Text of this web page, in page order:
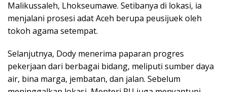
Malikussaleh, Lhokseumawe. Setibanya di lokasi, ia
menjalani prosesi adat Aceh berupa peusijuek oleh
tokoh agama setempat.
Selanjutnya, Dody menerima paparan progres
pekerjaan dari berbagai bidang, meliputi sumber daya
air, bina marga, jembatan, dan jalan. Sebelum